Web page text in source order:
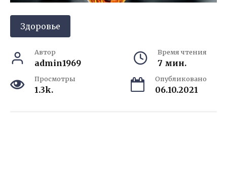
Здоровье
Автор
admin1969
Время чтения
7 мин.
Просмотры
1.3k.
Опубликовано
06.10.2021